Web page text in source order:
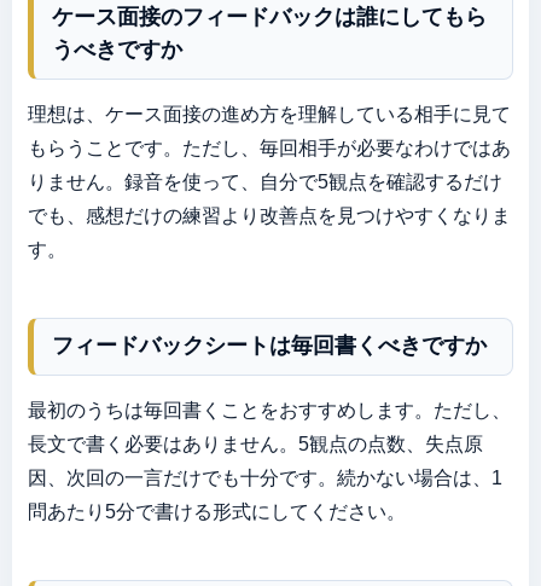
ケース面接のフィードバックは誰にしてもら
うべきですか
理想は、ケース面接の進め方を理解している相手に見て
もらうことです。ただし、毎回相手が必要なわけではあ
りません。録音を使って、自分で5観点を確認するだけ
でも、感想だけの練習より改善点を見つけやすくなりま
す。
フィードバックシートは毎回書くべきですか
最初のうちは毎回書くことをおすすめします。ただし、
長文で書く必要はありません。5観点の点数、失点原
因、次回の一言だけでも十分です。続かない場合は、1
問あたり5分で書ける形式にしてください。